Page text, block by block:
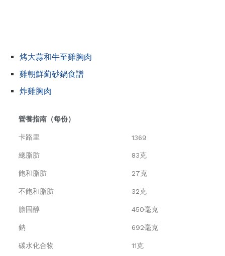
烤大蒜和牛至雞胸肉
雞朝鮮薊砂鍋食譜
炸雞胸肉
營養指南（每份）
卡路里 1369
總脂肪 83克
飽和脂肪 27克
不飽和脂肪 32克
膽固醇 450毫克
鈉 692毫克
碳水化合物 11克